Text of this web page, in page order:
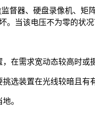
督器、硬盘录像机、
当该电压不为零的状况
在需求宽动态较高时或
选装置在光线较暗且有
。